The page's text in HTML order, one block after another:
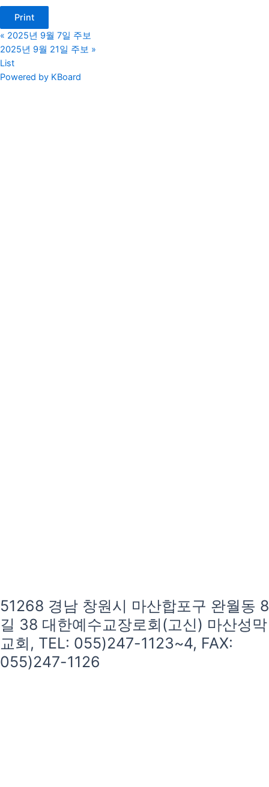
Print
« 2025년 9월 7일 주보
2025년 9월 21일 주보 »
List
Powered by KBoard
51268 경남 창원시 마산합포구 완월동 8
길 38 대한예수교장로회(고신) 마산성막
교회, TEL: 055)247-1123~4, FAX:
055)247-1126